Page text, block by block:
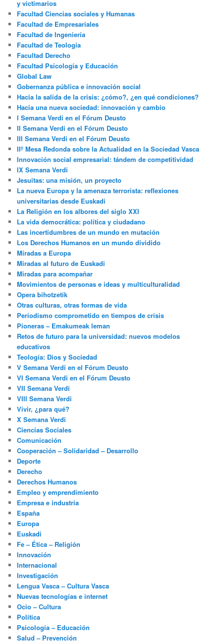
y victimarios
Facultad Ciencias sociales y Humanas
Facultad de Empresariales
Facultad de Ingeniería
Facultad de Teología
Facultad Derecho
Facultad Psicología y Educación
Global Law
Gobernanza pública e innovación social
Hacia la salida de la crisis: ¿cómo?, ¿en qué condiciones?
Hacia una nueva sociedad: innovación y cambio
I Semana Verdi en el Fórum Deusto
II Semana Verdi en el Fórum Deusto
III Semana Verdi en el Fórum Deusto
IIº Mesa Redonda sobre la Actualidad en la Sociedad Vasca
Innovación social empresarial: tándem de competitividad
IX Semana Verdi
Jesuitas: una misión, un proyecto
La nueva Europa y la amenaza terrorista: reflexiones
universitarias desde Euskadi
La Religión en los albores del siglo XXI
La vida democrática: política y ciudadano
Las incertidumbres de un mundo en mutación
Los Derechos Humanos en un mundo dividido
Miradas a Europa
Miradas al futuro de Euskadi
Miradas para acompañar
Movimientos de personas e ideas y multiculturalidad
Opera bihotzetik
Otras culturas, otras formas de vida
Periodismo comprometido en tiempos de crisis
Pioneras – Emakumeak leman
Retos de futuro para la universidad: nuevos modelos
educativos
Teología: Dios y Sociedad
V Semana Verdi en el Fórum Deusto
VI Semana Verdi en el Fórum Deusto
VII Semana Verdi
VIII Semana Verdi
Vivir, ¿para qué?
X Semana Verdi
Ciencias Sociales
Comunicación
Cooperación – Solidaridad – Desarrollo
Deporte
Derecho
Derechos Humanos
Empleo y emprendimiento
Empresa e industria
España
Europa
Euskadi
Fe – Ética – Religión
Innovación
Internacional
Investigación
Lengua Vasca – Cultura Vasca
Nuevas tecnologías e internet
Ocio – Cultura
Política
Psicología – Educación
Salud – Prevención